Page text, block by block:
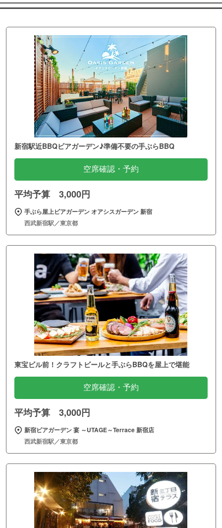
新宿駅近BBQビアガーデン♪準備不要の手ぶらBBQ
空席確認・予約
平均予算 3,000円
手ぶら屋上ビアガーデン オアシスガーデン 新宿
西武新宿駅／東京都
東宝ビル前！クラフトビールと手ぶらBBQを屋上で堪能
空席確認・予約
平均予算 3,000円
新宿ビアガーデン 宴 ～UTAGE～Terrace 新宿店
西武新宿駅／東京都